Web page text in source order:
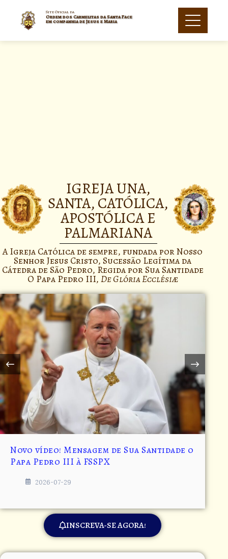
Site Oficial da
Ordem dos Carmelitas da Santa Face
em companhia de Jesus e Maria
IGREJA UNA,
SANTA, CATÓLICA,
APOSTÓLICA E
PALMARIANA
A Igreja Católica de sempre, fundada por Nosso
Senhor Jesus Cristo, Sucessão Legítima da
Cátedra de São Pedro, Regida por Sua Santidade
O Papa Pedro III, De Glória Ecclésiæ
91º Informe sobre a Página Web da Santa
Igreja Palmariana
2026-07-20
INSCREVA-SE AGORA!